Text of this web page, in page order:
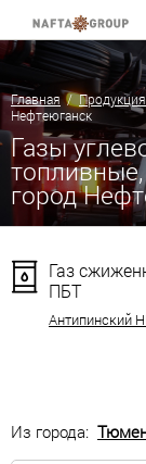
Главная/Продукция
Нефтеюганск
Газы
город
Газ
ПБТ
Антипинский
Из города: